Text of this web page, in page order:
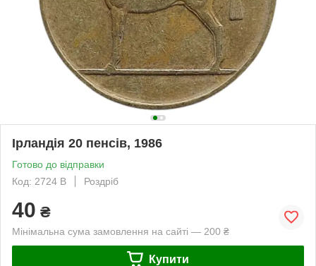
Ірландія 20 пенсів, 1986
Готово до відправки
Код: 2724 B
Роздріб
40 ₴
Мінімальна сума замовлення на сайті — 200 ₴
Купити